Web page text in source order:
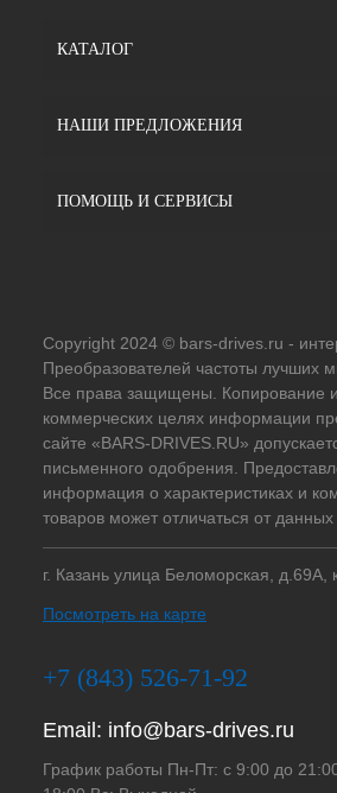
КАТАЛОГ
НАШИ ПРЕДЛОЖЕНИЯ
ПОМОЩЬ И СЕРВИСЫ
Copyright 2024 © bars-drives.ru -
Преобразователей частоты лучших
Все права защищены. Копирование
коммерческих целях информации
сайте «BARS-DRIVES.RU»
письменного одобрения.
информация о характеристиках и
товаров может отличаться от
г. Казань улица Беломорская, д.69А,
Посмотреть на карте
+7 (843) 526-71-92
Email: info@bars-drives.ru
График работы Пн-Пт: с 9:00 до